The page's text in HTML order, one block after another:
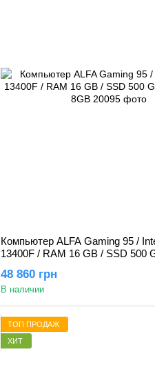
Компьютер ALFA Gaming 95 /
13400F / RAM 16 GB / SSD 500
48 860 грн
В наличии
ТОП ПРОДАЖ
ХИТ